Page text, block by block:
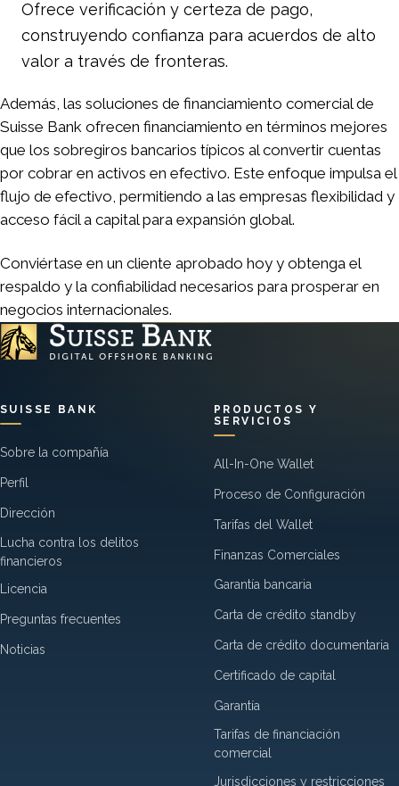
Ofrece verificación y certeza de pago,
construyendo confianza para acuerdos de alto
valor a través de fronteras.
Además, las soluciones de financiamiento comercial de
Suisse Bank ofrecen financiamiento en términos mejores
que los sobregiros bancarios típicos al convertir cuentas
por cobrar en activos en efectivo. Este enfoque impulsa el
flujo de efectivo, permitiendo a las empresas flexibilidad y
acceso fácil a capital para expansión global.
Conviértase en un cliente aprobado hoy y obtenga el
respaldo y la confiabilidad necesarios para prosperar en
negocios internacionales.
SUISSE BANK
Sobre la compañía
Perfil
Dirección
Lucha contra los delitos
financieros
Licencia
Preguntas frecuentes
Noticias
PRODUCTOS Y
SERVICIOS
All-In-One Wallet
Proceso de Configuración
Tarifas del Wallet
Finanzas Comerciales
Garantía bancaria
Carta de crédito standby
Carta de crédito documentaria
Certificado de capital
Garantía
Tarifas de financiación
comercial
Jurisdicciones y restricciones